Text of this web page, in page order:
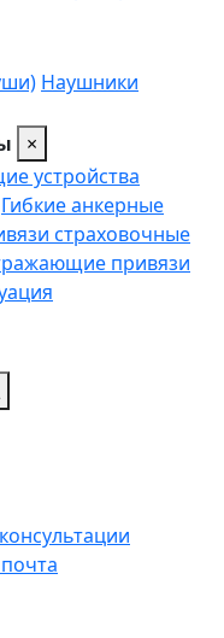
Наушники
×
устройства
Гибкие анкерные
страховочные
привязи